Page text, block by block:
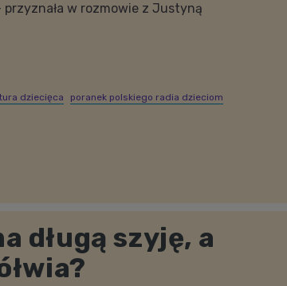
przyznała w rozmowie z Justyną
dziecięca poranek polskiego radia dzieciom
długą szyję, a